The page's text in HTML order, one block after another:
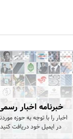
خبرنامه اخبار
اخبار را با توجه به حوزه
در ایمیل خود دریافت کنید